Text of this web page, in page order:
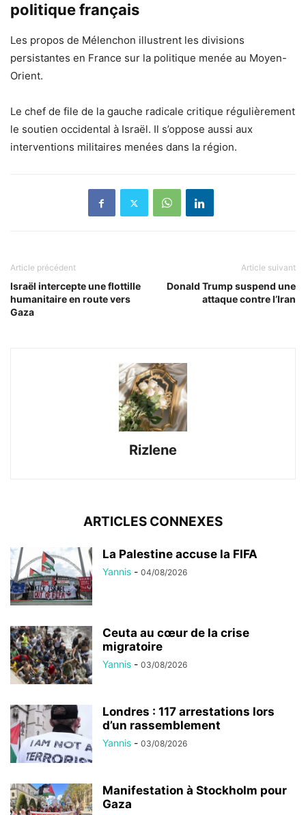
politique français
Les propos de Mélenchon illustrent les divisions
persistantes en France sur la politique menée au Moyen-
Orient.
Le chef de file de la gauche radicale critique régulièrement
le soutien occidental à Israël. Il s’oppose aussi aux
interventions militaires menées dans la région.
Article précédent
Israël intercepte une flottille
humanitaire en route vers
Gaza
Article suivant
Donald Trump suspend une
attaque contre l’Iran
Rizlene
ARTICLES CONNEXES
La Palestine accuse la FIFA
Yannis - 04/08/2026
Ceuta au cœur de la crise
migratoire
Yannis - 03/08/2026
Londres : 117 arrestations lors
d’un rassemblement
Yannis - 03/08/2026
Manifestation à Stockholm pour
Gaza